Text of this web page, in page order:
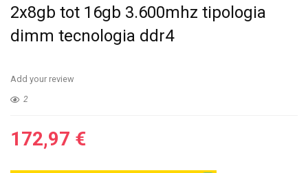
2x8gb tot 16gb 3.600mhz tipologia
dimm tecnologia ddr4
Add your review
2
172,97 €